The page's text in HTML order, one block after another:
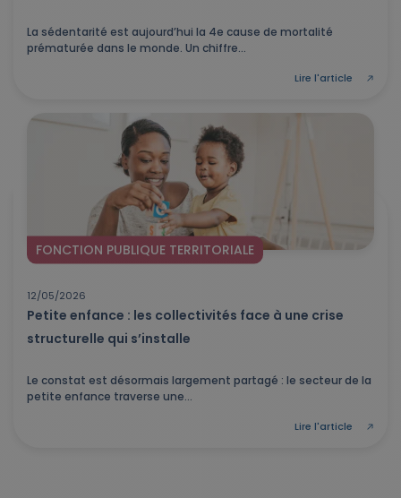
La sédentarité est aujourd’hui la 4e cause de mortalité
prématurée dans le monde. Un chiffre...
Lire l'article
FONCTION PUBLIQUE TERRITORIALE
12/05/2026
Petite enfance : les collectivités face à une crise
structurelle qui s’installe
Le constat est désormais largement partagé : le secteur de la
petite enfance traverse une...
Lire l'article